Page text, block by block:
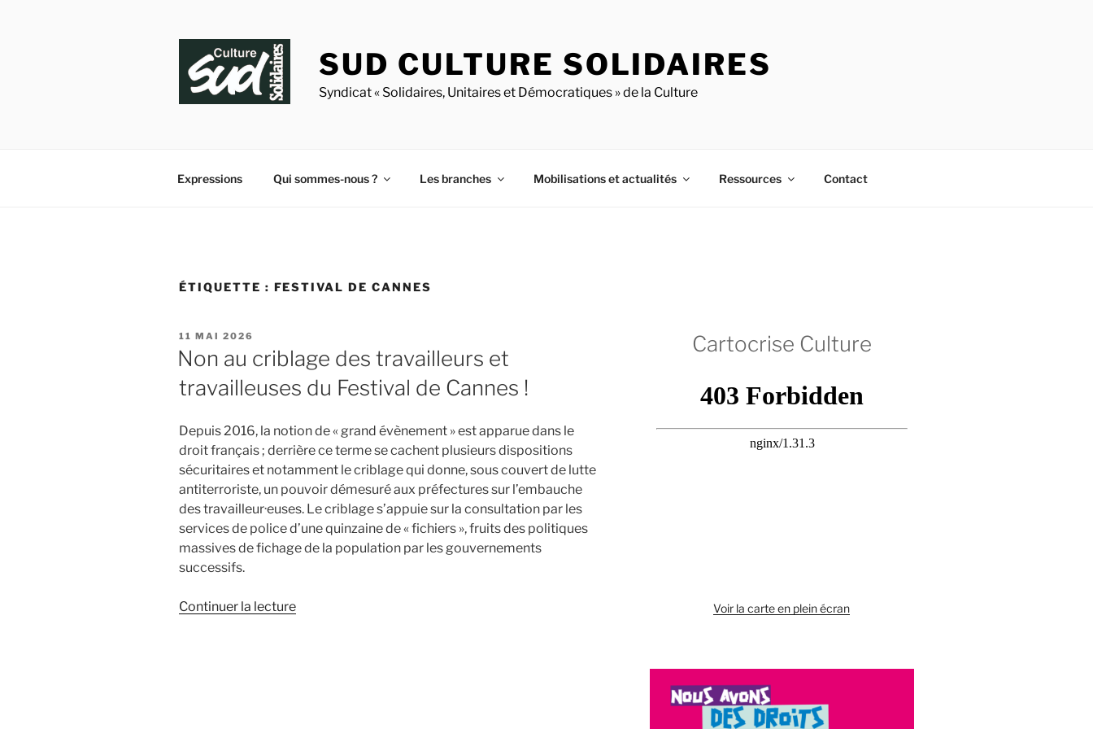
SUD CULTURE SOLIDAIRES
Syndicat « Solidaires, Unitaires et Démocratiques » de la Culture
Expressions Qui sommes-nous ? Les branches Mobilisations et actualités Ressources Contact
ÉTIQUETTE : FESTIVAL DE CANNES
PUBLIÉ
LE
11 MAI 2026
Non au criblage des travailleurs et
travailleuses du Festival de Cannes !
Depuis 2016, la notion de « grand évènement » est apparue dans le
droit français ; derrière ce terme se cachent plusieurs dispositions
sécuritaires et notamment le criblage qui donne, sous couvert de lutte
antiterroriste, un pouvoir démesuré aux préfectures sur l’embauche
des travailleur·euses. Le criblage s’appuie sur la consultation par les
services de police d’une quinzaine de « fichiers », fruits des politiques
massives de fichage de la population par les gouvernements
successifs.
Continuer la lecturede
Cartocrise Culture
Voir la carte en plein écran